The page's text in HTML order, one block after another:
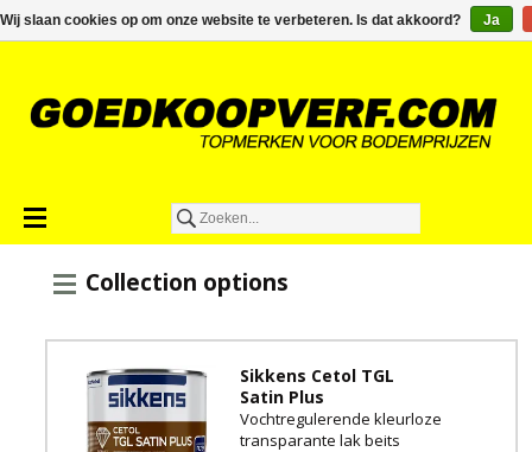
€0,00
Collection options
Sikkens Cetol TGL
Satin Plus
Vochtregulerende kleurloze
transparante lak beits
Wij slaan cookies op om onze website te verbeteren. Is dat akkoord? Ja